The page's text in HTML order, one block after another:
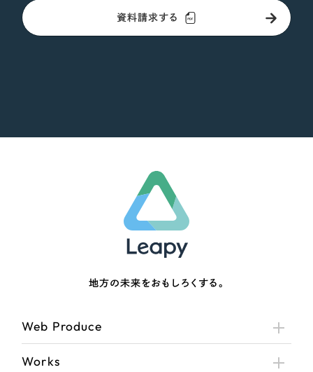
ブルー・青色
資料請求する
地方の未来をおもしろくする。
Web Produce
Works